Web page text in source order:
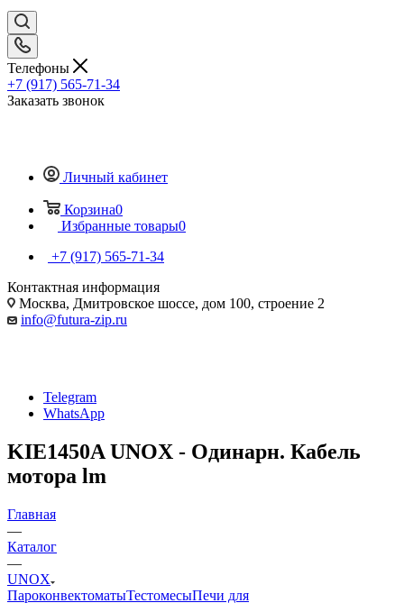
Телефоны
+7 (917) 565-71-34
Заказать звонок
Личный кабинет
Корзина0
Избранные товары0
+7 (917) 565-71-34
Контактная информация
Москва, Дмитровское шоссе, дом 100, строение 2
info@futura-zip.ru
Telegram
WhatsApp
KIE1450A UNOX - Одинарн. Кабель
мотора lm
Главная
—
Каталог
—
UNOX
ПароконвектоматыТестомесыПечи для